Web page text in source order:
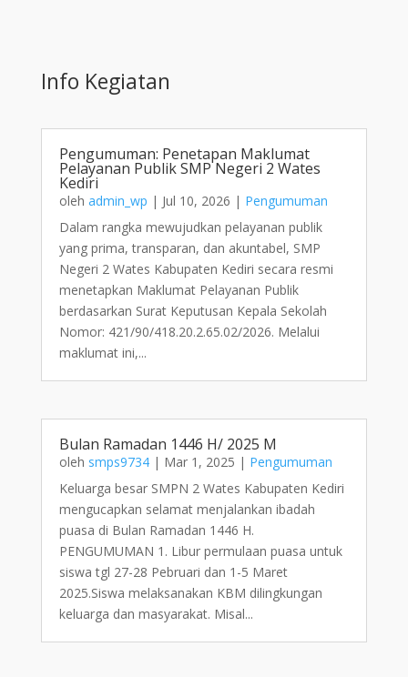
Info Kegiatan
Pengumuman: Penetapan Maklumat
Pelayanan Publik SMP Negeri 2 Wates
Kediri
oleh admin_wp | Jul 10, 2026 | Pengumuman
Dalam rangka mewujudkan pelayanan publik
yang prima, transparan, dan akuntabel, SMP
Negeri 2 Wates Kabupaten Kediri secara resmi
menetapkan Maklumat Pelayanan Publik
berdasarkan Surat Keputusan Kepala Sekolah
Nomor: 421/90/418.20.2.65.02/2026. Melalui
maklumat ini,...
Bulan Ramadan 1446 H/ 2025 M
oleh smps9734| Mar 1, 2025 | Pengumuman
Keluarga besar SMPN 2 Wates Kabupaten Kediri
mengucapkan selamat menjalankan ibadah
puasa di Bulan Ramadan 1446 H.
PENGUMUMAN 1. Libur permulaan puasa untuk
siswa tgl 27-28 Pebruari dan 1-5 Maret
2025.Siswa melaksanakan KBM dilingkungan
keluarga dan masyarakat. Misal...